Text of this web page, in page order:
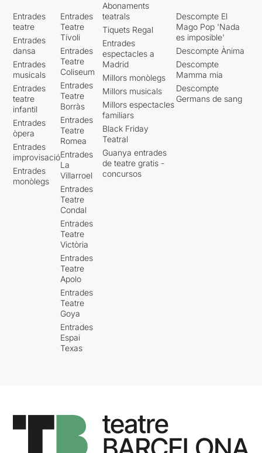
Entrades
teatre
Entrades
dansa
Entrades
musicals
Entrades
teatre
infantil
Entrades
òpera
Entrades
improvisació
Entrades
monòlegs
Entrades
Teatre
Tívoli
Entrades
Teatre
Coliseum
Entrades
Teatre
Borràs
Entrades
Teatre
Romea
Entrades
La
Villarroel
Entrades
Teatre
Condal
Entrades
Teatre
Victòria
Entrades
Teatre
Apolo
Entrades
Teatre
Goya
Entrades
Espai
Texas
Abonaments
teatrals
Tiquets Regal
Entrades
espectacles a
Madrid
Millors monòlegs
Millors musicals
Millors espectacles
familiars
Black Friday
Teatral
Guanya entrades
de teatre gratis -
concursos
Descompte El
Mago Pop 'Nada
es imposible'
Descompte Ànima
Descompte
Mamma mia
Descompte
Germans de sang